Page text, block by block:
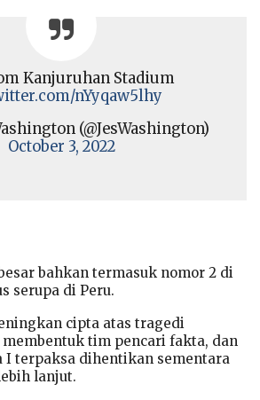
Kanjuruhan Stadium
nYyqaw5lhy
(@JesWashington)
October 3, 2022
bahkan termasuk nomor 2 di
serupa di Peru.
cipta atas tragedi
tim pencari fakta, dan
I terpaksa dihentikan sementara
lanjut.